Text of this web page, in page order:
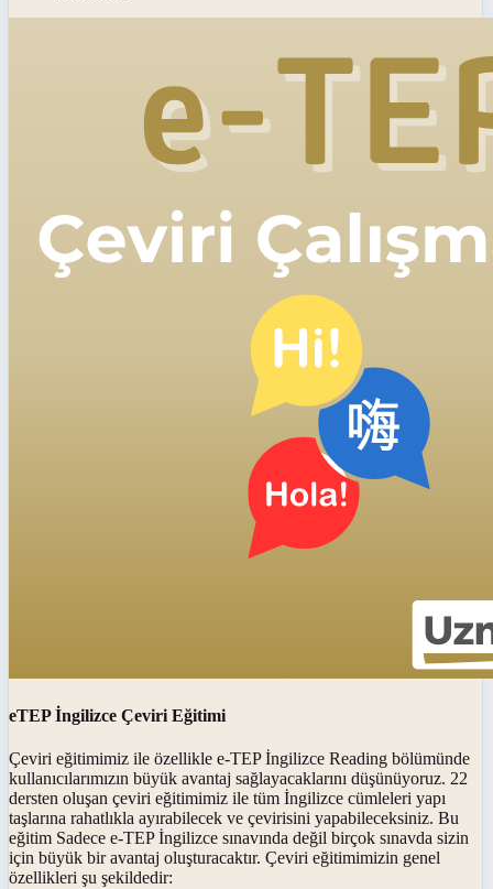
eTEP İngilizce Çeviri Eğitimi
Çeviri eğitimimiz ile özellikle e-TEP İngilizce Reading bölümünde
kullanıcılarımızın büyük avantaj sağlayacaklarını düşünüyoruz. 22
dersten oluşan çeviri eğitimimiz ile tüm İngilizce cümleleri yapı
taşlarına rahatlıkla ayırabilecek ve çevirisini yapabileceksiniz. Bu
eğitim Sadece e-TEP İngilizce sınavında değil birçok sınavda sizin
için büyük bir avantaj oluşturacaktır. Çeviri eğitimimizin genel
özellikleri şu şekildedir: